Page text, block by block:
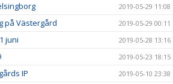
2019-05-29 11:08
på Västergård 2019-05-29 00:11
juni 2019-05-28 13:16
2019-05-23 18:15
IP 2019-05-10 23:38